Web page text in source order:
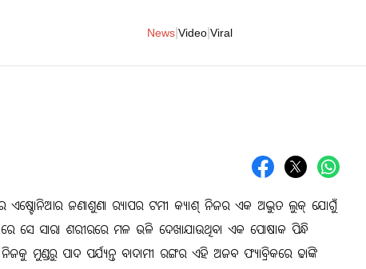
News Video Viral
ଏଷ୍ଟୋନିଆର ଜଣାଶୁଣା ର‍୍ୟାପର ଟମୀ କ୍ୟାଶ୍ ନିଜର ଏକ ଅଦ୍ଭୁତ ଲୁକ୍ ଯୋଗୁଁ
ସେ ସାରା ଶରୀରରେ ମଳ ଭଳି ଦେଖାଯାଉଥିବା ଏକ ପୋଷାକ ପିନ୍ଧି
ମୁଣ୍ଡରୁ ପାଦ ପର୍ଯ୍ୟନ୍ତ ବାଦାମୀ ରଙ୍ଗର ଏହି ଅଜବ ଫ୍ୟାବ୍ରିକରେ ଢାଙ୍କି